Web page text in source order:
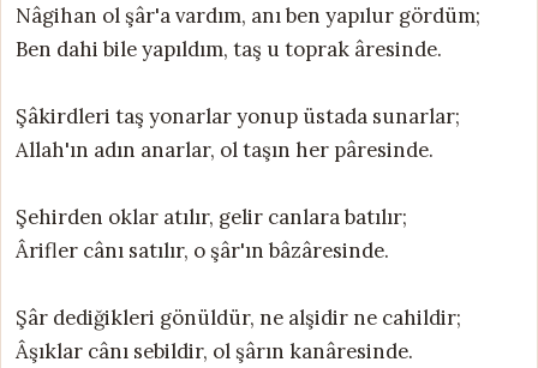
Nâgihan ol şâr'a vardım, anı ben yapılur gördüm;
Ben dahi bile yapıldım, taş u toprak âresinde.
Şâkirdleri taş yonarlar yonup üstada sunarlar;
Allah'ın adın anarlar, ol taşın her pâresinde.
Şehirden oklar atılır, gelir canlara batılır;
Ârifler cânı satılır, o şâr'ın bâzâresinde.
Şâr dediğikleri gönüldür, ne alşidir ne cahildir;
Âşıklar cânı sebildir, ol şârın kanâresinde.